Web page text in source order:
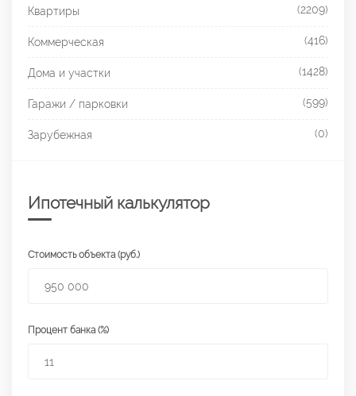
Квартиры (2209)
Коммерческая (416)
Дома и участки (1428)
Гаражи / парковки (599)
Зарубежная (0)
Ипотечный калькулятор
Стоимость объекта (руб.)
Процент банка (%)